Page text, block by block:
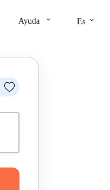
Ayuda keyboard_arrow_down Es keyboard_arrow_down